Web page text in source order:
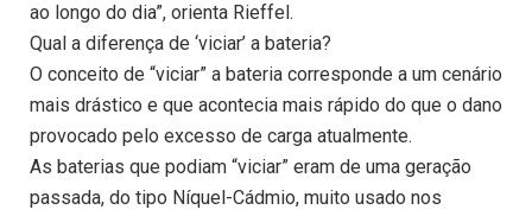
ao longo do dia”, orienta Rieffel.
Qual a diferença de ‘viciar’ a bateria?
O conceito de “viciar” a bateria corresponde a um cenário
mais drástico e que acontecia mais rápido do que o dano
provocado pelo excesso de carga atualmente.
As baterias que podiam “viciar” eram de uma geração
passada, do tipo Níquel-Cádmio, muito usado nos